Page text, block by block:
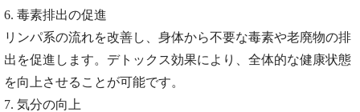
6. 毒素排出の促進
リンパ系の流れを改善し、身体から不要な毒素や老廃物の排
出を促進します。デトックス効果により、全体的な健康状態
を向上させることが可能です。
7. 気分の向上